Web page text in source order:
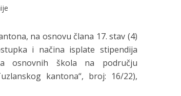
na osnovu člana 17. stav (4)
i načina isplate stipendija
osnovnih škola na području
kantona“, broj: 16/22),